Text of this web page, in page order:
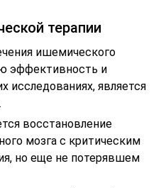
терапии
ишемического
эффективность и
исследованиях, является
восстановление
мозга с критическим
но еще не потерявшем